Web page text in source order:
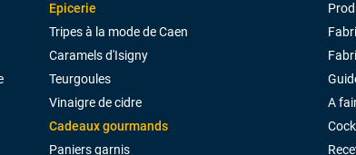
Epicerie
Tripes à la mode de Caen
Caramels d'Isigny
Teurgoules
Vinaigre de cidre
Cadeaux gourmands
Paniers garnis
A